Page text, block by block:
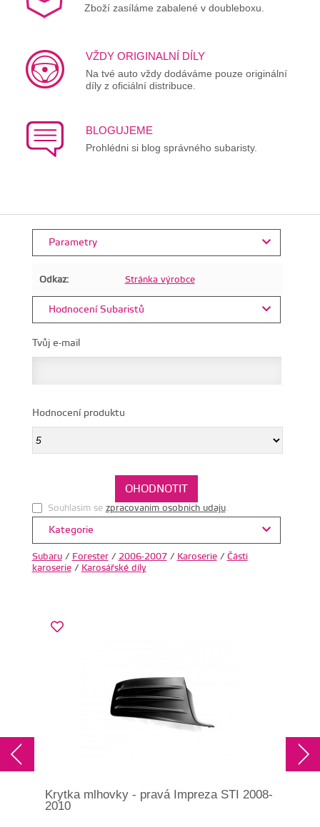
Zboží zasíláme zabalené v doubleboxu.
VŽDY ORIGINALNÍ DÍLY
Na tvé auto vždy dodáváme pouze originální
díly z oficiální distribuce.
BLOGUJEME
Prohlédni si blog správného subaristy.
Parametry
Odkaz: Stránka výrobce
Hodnocení Subaristů
Tvůj e-mail
Hodnocení produktu
Souhlasim se zpracovanim osobnich udaju.
Kategorie
Subaru/ Forester/ 2006-2007/ Karoserie/ Části
karoserie/ Karosářské díly
Krytka mlhovky - pravá Impreza STI 2008-
2010